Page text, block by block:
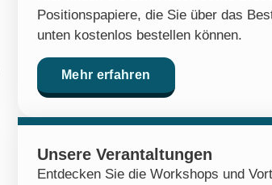
Positionspapiere, die Sie über das
unten kostenlos bestellen können.
Mehr erfahren
Unsere Verantaltungen
Entdecken Sie die Workshops und